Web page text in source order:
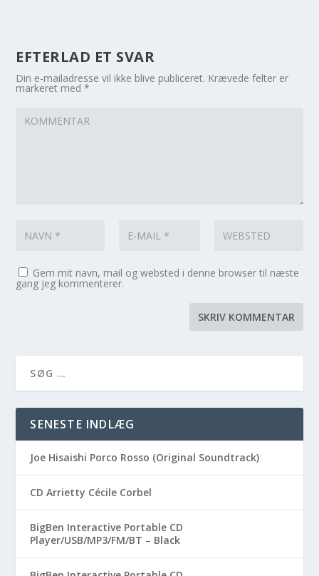
EFTERLAD ET SVAR
Din e-mailadresse vil ikke blive publiceret. Krævede felter er
markeret med*
Gem mit navn, mail og websted i denne browser til næste
gang jeg kommenterer.
SENESTE INDLÆG
Joe Hisaishi Porco Rosso (Original Soundtrack)
CD Arrietty Cécile Corbel
BigBen Interactive Portable CD
Player/USB/MP3/FM/BT – Black